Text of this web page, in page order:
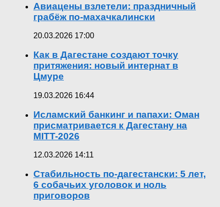
Авиацены взлетели: праздничный
грабёж по-махачкалински
20.03.2026 17:00
Как в Дагестане создают точку
притяжения: новый интернат в
Цмуре
19.03.2026 16:44
Исламский банкинг и папахи: Оман
присматривается к Дагестану на
MITT-2026
12.03.2026 14:11
Стабильность по-дагестански: 5 лет,
6 собачьих уголовок и ноль
приговоров